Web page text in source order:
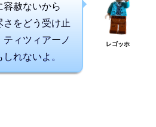
容赦ないから
をどう受け止
ィツィアーノ
れないよ。
レゴッホ